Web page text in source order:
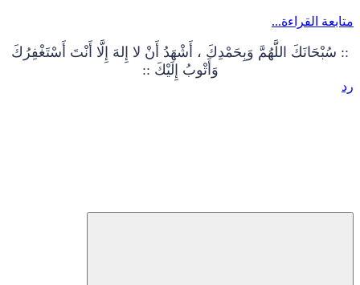
متابعة القراءة...
:: سُبْحَانَكَ اللَّهُمَّ وَبِحَمْدِكَ ، أَشْهَدُ أَنْ لا إِلهَ إِلَّا أَنْتَ أَسْتَغْفِرُكَ
وَأَتْوبُ إِلَيْكَ ::
رد